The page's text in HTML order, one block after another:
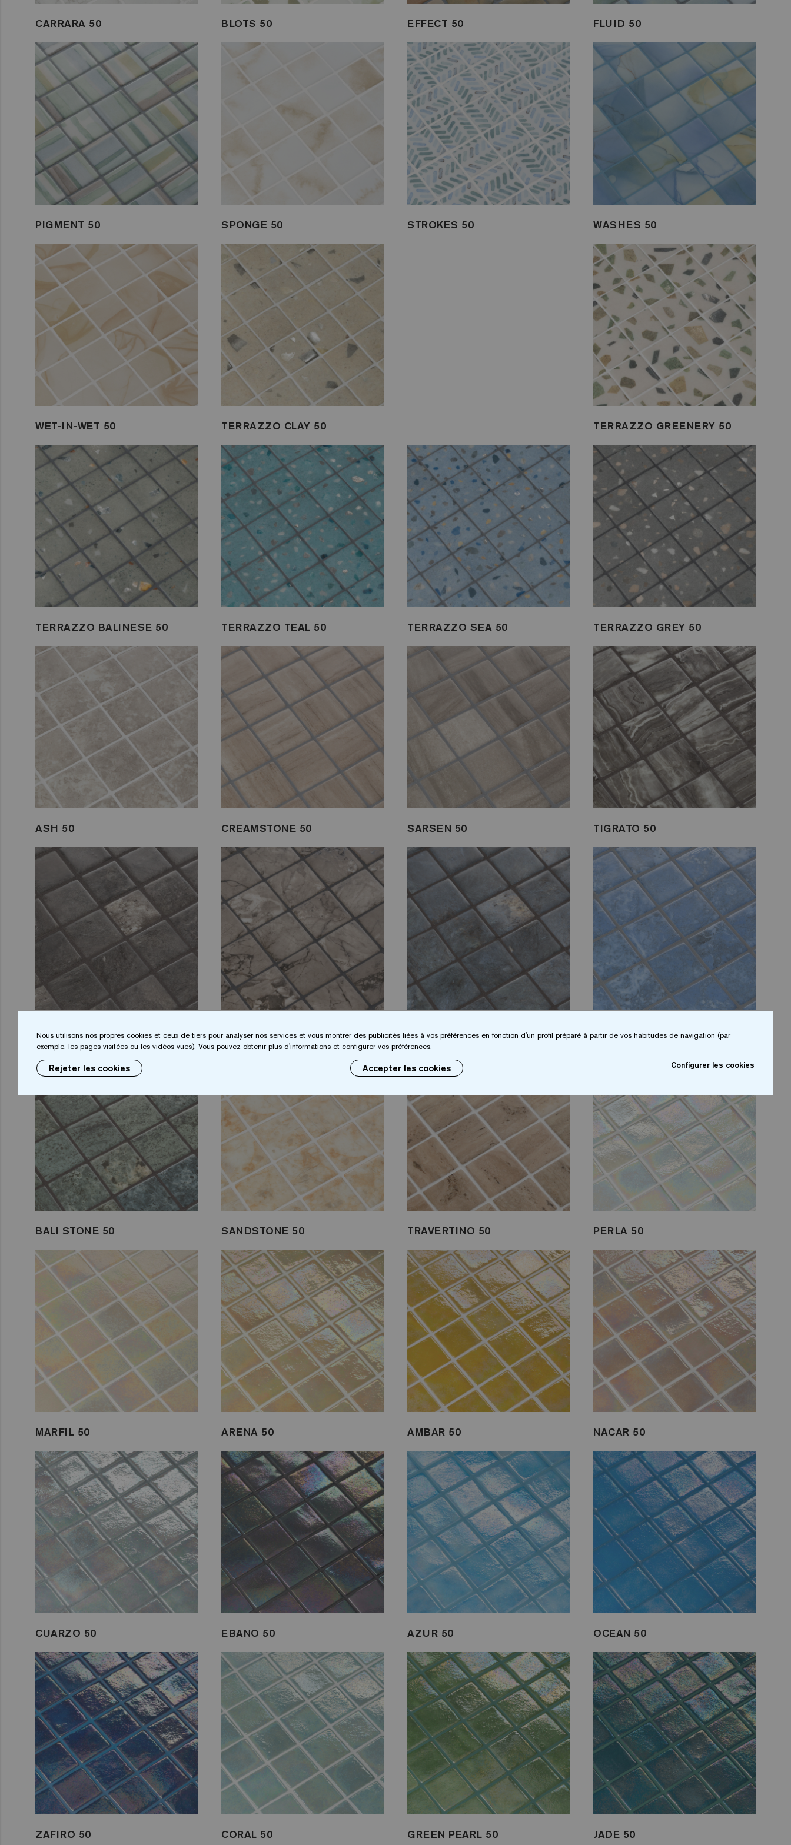
CARRARA 50 BLOTS 50 EFFECT 50 FLUID 50
PIGMENT 50 SPONGE 50 STROKES 50 WASHES 50
WET-IN-WET 50 TERRAZZO CLAY 50 TERRAZZO GREENERY 50
TERRAZZO BALINESE 50 TERRAZZO TEAL 50 TERRAZZO SEA 50 TERRAZZO GREY 50
ASH 50 CREAMSTONE 50 SARSEN 50 TIGRATO 50
BALI STONE 50 SANDSTONE 50 TRAVERTINO 50 PERLA 50
MARFIL 50 ARENA 50 AMBAR 50 NACAR 50
CUARZO 50 EBANO 50 AZUR 50 OCEAN 50
ZAFIRO 50 CORAL 50 GREEN PEARL 50 JADE 50
Nous utilisons nos propres cookies et ceux de tiers pour analyser nos services et vous montrer des publicités liées à vos préférences en fonction d'un profil préparé à partir de vos habitudes de navigation (par
exemple, les pages visitées ou les vidéos vues). Vous pouvez obtenir plus d'informations et configurer vos préférences.
Rejeter les cookies Accepter les cookies Configurer les cookies